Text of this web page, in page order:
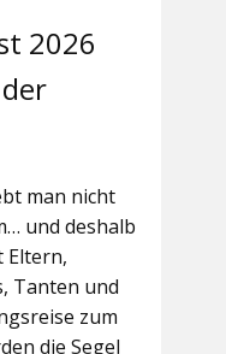
2026
man nicht
und deshalb
Eltern,
Tanten und
zum
die Segel